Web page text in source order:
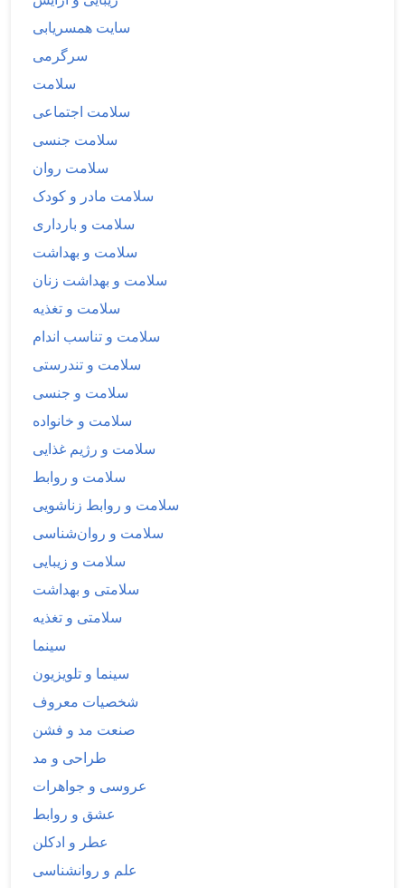
سایت همسریابی
سرگرمی
سلامت
سلامت اجتماعی
سلامت جنسی
سلامت روان
سلامت مادر و کودک
سلامت و بارداری
سلامت و بهداشت
سلامت و بهداشت زنان
سلامت و تغذیه
سلامت و تناسب اندام
سلامت و تندرستی
سلامت و جنسی
سلامت و خانواده
سلامت و رژیم غذایی
سلامت و روابط
سلامت و روابط زناشویی
سلامت و روان‌شناسی
سلامت و زیبایی
سلامتی و بهداشت
سلامتی و تغذیه
سینما
سینما و تلویزیون
شخصیات معروف
صنعت مد و فشن
طراحی و مد
عروسی و جواهرات
عشق و روابط
عطر و ادکلن
علم و روانشناسی